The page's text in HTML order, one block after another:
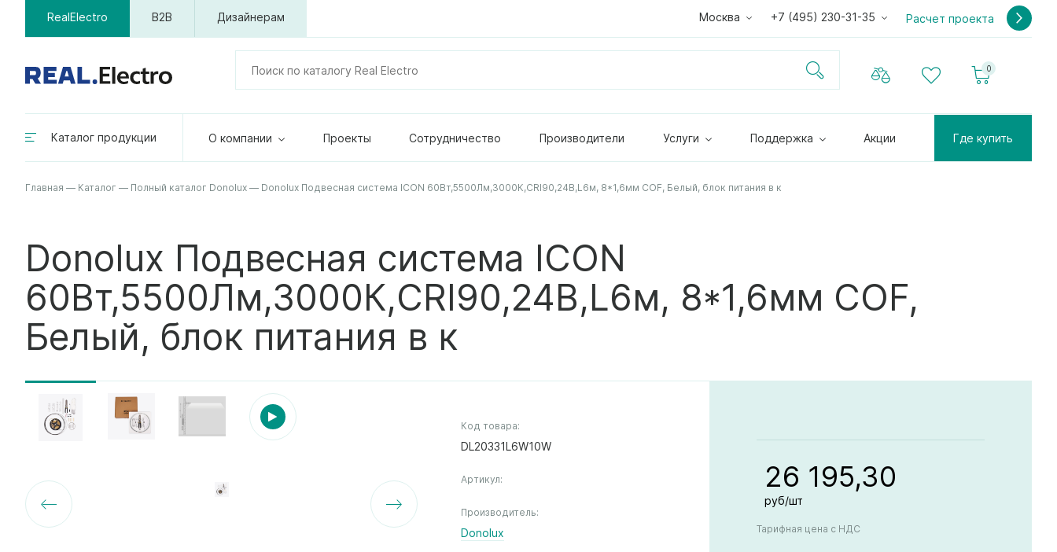
RealElectro B2B Дизайнерам Москва +7 (495) 230-31-35 Расчет проекта
0
Каталог продукции О компании Проекты Сотрудничество Производители Услуги Поддержка Акции Где купить
Главная — Каталог — Полный каталог Donolux — Donolux Подвесная система ICON 60Вт,5500Лм,3000К,СRI90,24В,L6м, 8*1,6мм COF, Белый, блок питания в к
Donolux Подвесная система ICON
60Вт,5500Лм,3000К,СRI90,24В,L6м, 8*1,6мм COF,
Белый, блок питания в к
Код товара:
DL20331L6W10W
Артикул:
Производитель:
Donolux
26 195,30
руб/шт
Тарифная цена с НДС